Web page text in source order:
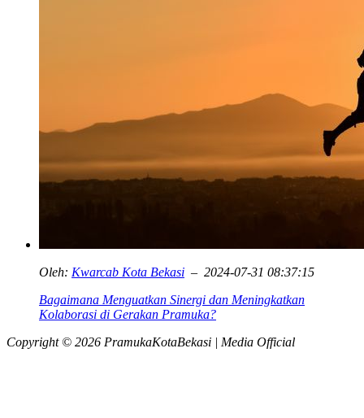
Oleh: Kwarcab Kota Bekasi – 2024-07-31 08:37:15
Bagaimana Menguatkan Sinergi dan Meningkatkan
Kolaborasi di Gerakan Pramuka?
Copyright © 2026 PramukaKotaBekasi | Media Official